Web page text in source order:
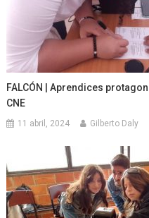
FALCÓN | Aprendices
CNE
11 abril, 2024 Gilberto Daly